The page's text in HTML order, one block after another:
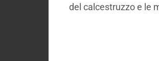
del calcestruzzo e le